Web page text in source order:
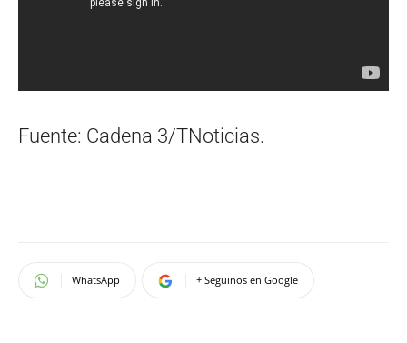
Fuente: Cadena 3/TNoticias.
WhatsApp + Seguinos en Google